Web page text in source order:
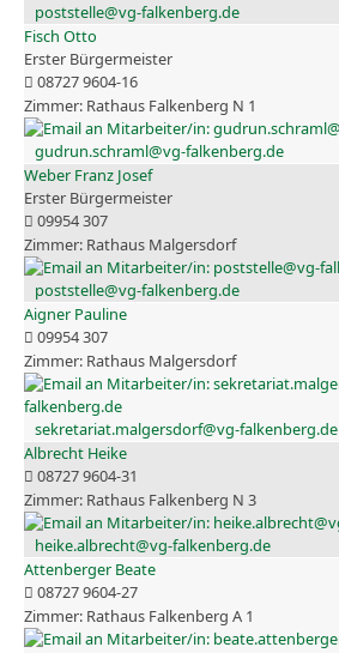
poststelle@vg-falkenberg.de
Fisch Otto
Erster Bürgermeister
08727 9604-16
Rathaus Falkenberg N 1
gudrun.schraml@vg-falkenberg.de
Weber Franz Josef
Erster Bürgermeister
09954 307
Rathaus Malgersdorf
poststelle@vg-falkenberg.de
Aigner Pauline
09954 307
Rathaus Malgersdorf
sekretariat.malgersdorf@vg-falkenberg.de
Albrecht Heike
08727 9604-31
Rathaus Falkenberg N 3
heike.albrecht@vg-falkenberg.de
Attenberger Beate
08727 9604-27
Rathaus Falkenberg A 1